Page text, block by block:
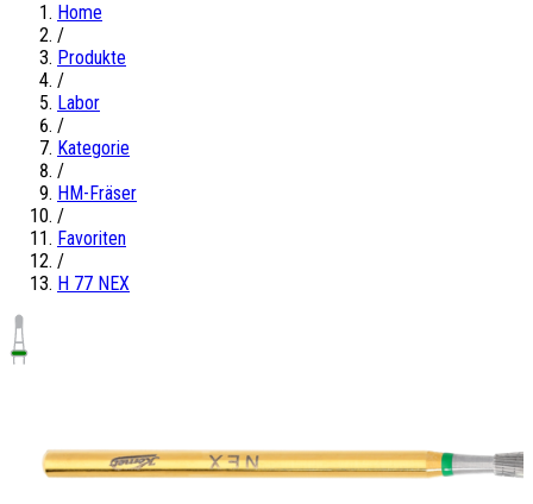
Home
/
Produkte
/
Labor
/
Kategorie
/
HM-Fräser
/
Favoriten
/
H 77 NEX